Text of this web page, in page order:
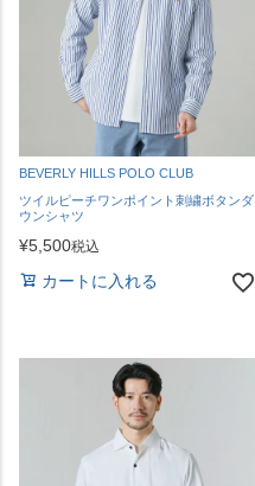
BEVERLY HILLS POLO CLUB
ツイルピーチワンポイント刺繍ボタンダ
ウンシャツ
¥5,500税込
カートに入れる